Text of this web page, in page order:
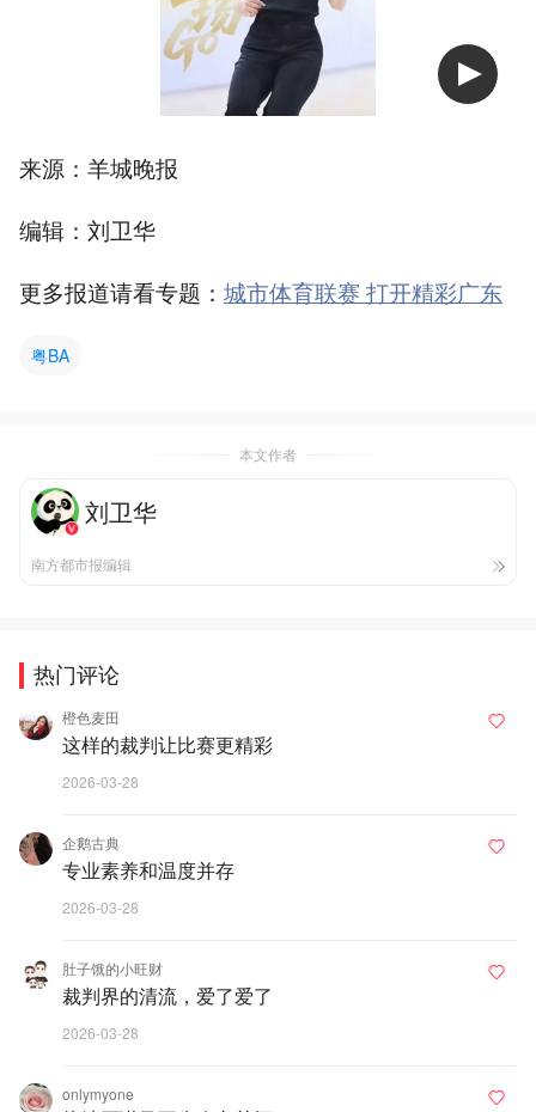
来源：羊城晚报
编辑：刘卫华
更多报道请看专题： 城市体育联赛 打开精彩广东
粤BA
本文作者
刘卫华
南方都市报编辑
热门评论
橙色麦田
这样的裁判让比赛更精彩
2026-03-28
企鹅古典
专业素养和温度并存
2026-03-28
肚子饿的小旺财
裁判界的清流，爱了爱了
2026-03-28
onlymyone